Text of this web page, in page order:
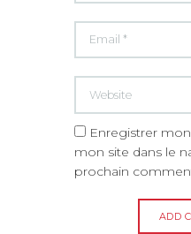
Enregistrer
mon site dans le
prochain